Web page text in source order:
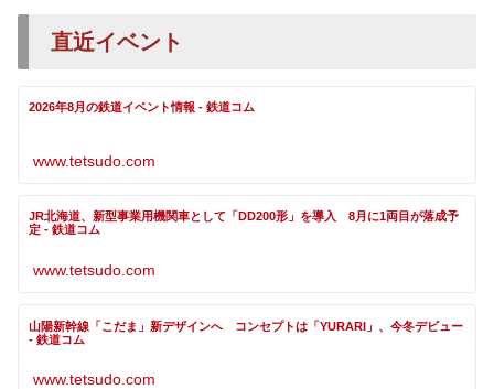
直近イベント
2026年8月の鉄道イベント情報 - 鉄道コム
www.tetsudo.com
JR北海道、新型事業用機関車として「DD200形」を導入 8月に1両目が落成予
定 - 鉄道コム
www.tetsudo.com
山陽新幹線「こだま」新デザインへ コンセプトは「YURARI」、今冬デビュー
- 鉄道コム
www.tetsudo.com